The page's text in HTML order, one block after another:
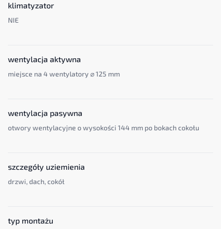
klimatyzator
NIE
wentylacja aktywna
miejsce na 4 wentylatory ⌀ 125 mm
wentylacja pasywna
otwory wentylacyjne o wysokości 144 mm po bokach cokołu
szczegóły uziemienia
drzwi, dach, cokół
typ montażu